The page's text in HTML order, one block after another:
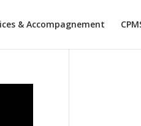
& Accompagnement